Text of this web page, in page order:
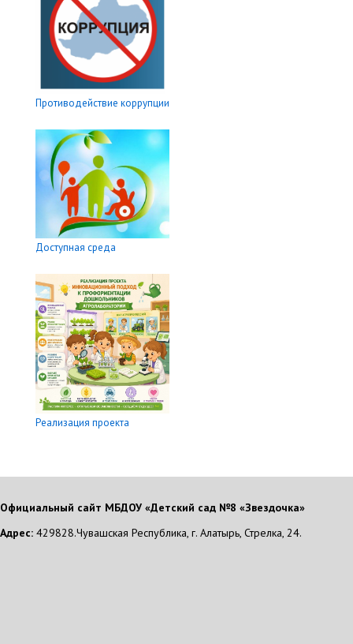
Противодействие коррупции
Доступная среда
Реализация проекта
Официальный сайт МБДОУ «Детский сад №8 «Звездочка»
Адрес: 429828.Чувашская Республика, г. Алатырь, Стрелка, 24.